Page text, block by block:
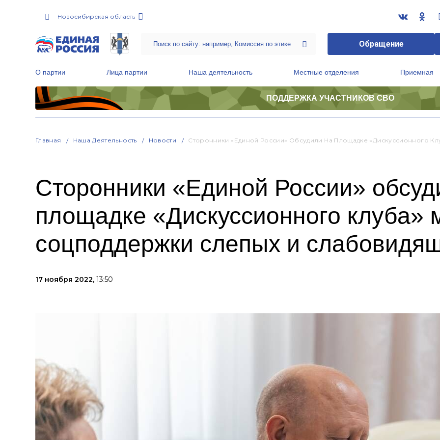
Новосибирская область
Обращение
О партии Лица партии Наша деятельность Местные отделения Приемная
ПОДДЕРЖКА УЧАСТНИКОВ СВО
Главная Наша Деятельность Новости Сторонники «Единой России» Обсудили На Площадке «Дискуссионного
Сторонники «Единой России»
площадке «Дискуссионного клуба»
соцподдержки слепых и
17 ноября 2022, 13:50